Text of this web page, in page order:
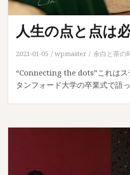
人生の点と点は
2021-01-05 wpmaster 余白と茶の
“Connecting the dots”これはス
タンフォード大学の卒業式で語